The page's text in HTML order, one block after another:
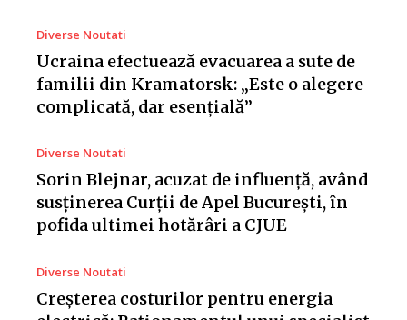
Diverse Noutati
Ucraina efectuează evacuarea a sute de
familii din Kramatorsk: „Este o alegere
complicată, dar esențială”
Diverse Noutati
Sorin Blejnar, acuzat de influență, având
susținerea Curții de Apel București, în
pofida ultimei hotărâri a CJUE
Diverse Noutati
Creșterea costurilor pentru energia